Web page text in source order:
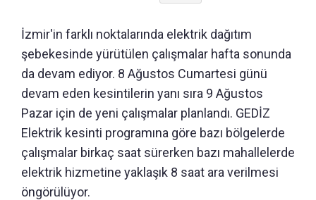
İzmir'in farklı noktalarında elektrik dağıtım
şebekesinde yürütülen çalışmalar hafta sonunda
da devam ediyor. 8 Ağustos Cumartesi günü
devam eden kesintilerin yanı sıra 9 Ağustos
Pazar için de yeni çalışmalar planlandı. GEDİZ
Elektrik kesinti programına göre bazı bölgelerde
çalışmalar birkaç saat sürerken bazı mahallelerde
elektrik hizmetine yaklaşık 8 saat ara verilmesi
öngörülüyor.